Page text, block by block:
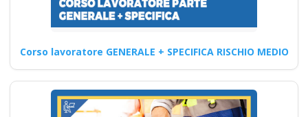
Sicurezza e Salute
sul Lavoro:
Completa per i
Lavoratori
Approfondimenti sul Corso di
Corso lavoratore GENERALE + SPECIFICA RISCHIO MEDIO